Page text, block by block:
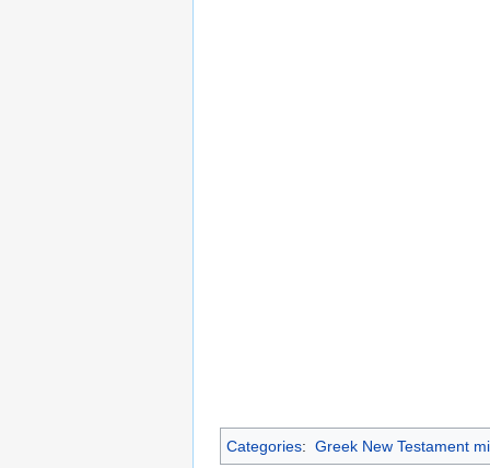
Categories: Greek New Testament